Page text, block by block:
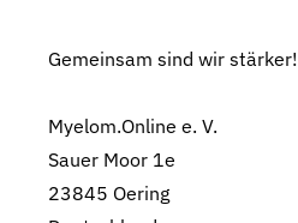
Gemeinsam sind wir stärker!
Myelom.Online e. V.
Sauer Moor 1e
23845 Oering